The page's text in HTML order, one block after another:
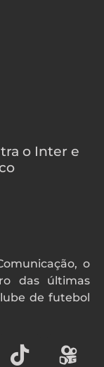
o Inter e
o
das últimas
de futebol